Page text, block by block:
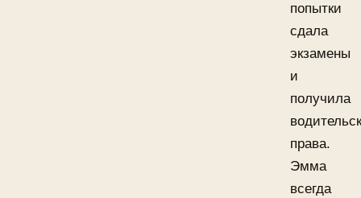
попытки
сдала
экзамены
и
получила
права.
Эмма
всегда